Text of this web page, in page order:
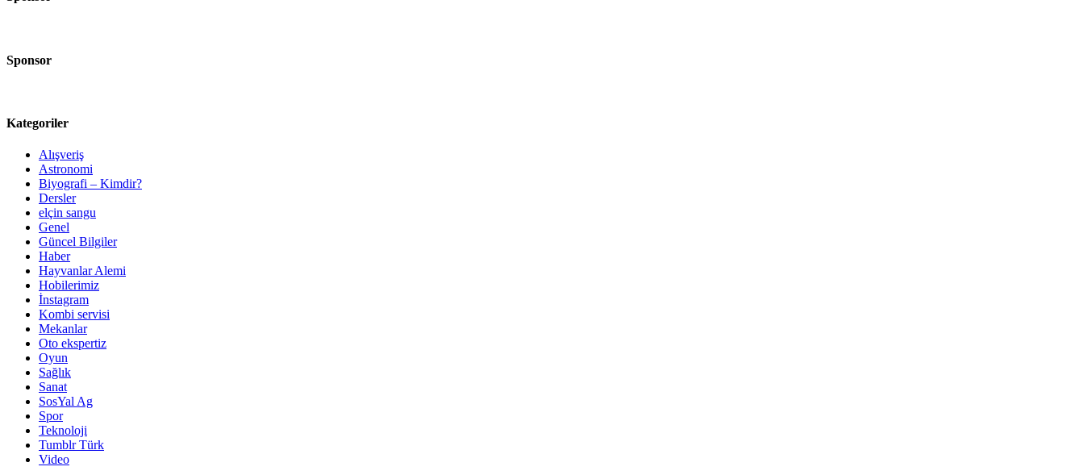
Sponsor
Kategoriler
Alışveriş
Astronomi
Biyografi – Kimdir?
Dersler
elçin sangu
Genel
Güncel Bilgiler
Haber
Hayvanlar Alemi
Hobilerimiz
İnstagram
Kombi servisi
Mekanlar
Oto ekspertiz
Oyun
Sağlık
Sanat
SosYal Ag
Spor
Teknoloji
Tumblr Türk
Video